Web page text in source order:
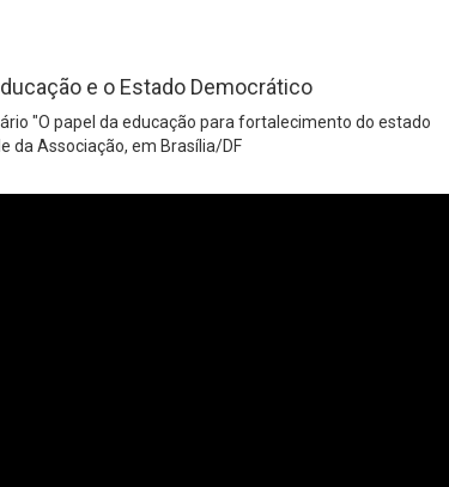
e o Estado Democrático
"O papel da educação para fortalecimento do estado
da Associação, em Brasília/DF